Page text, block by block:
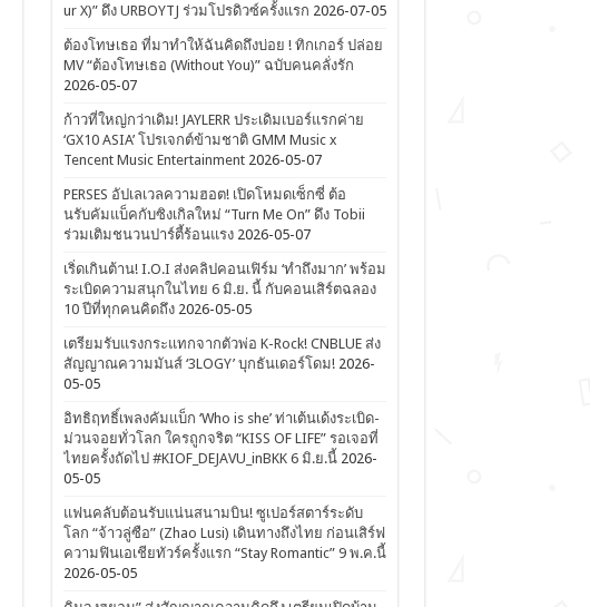
ur X)” ดึง URBOYTJ ร่วมโปรดิวซ์ครั้งแรก 2026-07-05
ต้องโทษเธอ ที่มาทำให้ฉันคิดถึงบ่อย ! ทิกเกอร์ ปล่อย
MV “ต้องโทษเธอ (Without You)” ฉบับคนคลั่งรัก
2026-05-07
ก้าวที่ใหญ่กว่าเดิม! JAYLERR ประเดิมเบอร์แรกค่าย
‘GX10 ASIA’ โปรเจกต์ข้ามชาติ GMM Music x
Tencent Music Entertainment 2026-05-07
PERSES อัปเลเวลความฮอต! เปิดโหมดเซ็กซี่ ต้อ
นรับคัมแบ็คกับซิงเกิลใหม่ “Turn Me On” ดึง Tobii
ร่วมเติมชนวนปาร์ตี้ร้อนแรง 2026-05-07
เริ่ดเกินต้าน! I.O.I ส่งคลิปคอนเฟิร์ม ‘ทำถึงมาก’ พร้อม
ระเบิดความสนุกในไทย 6 มิ.ย. นี้ กับคอนเสิร์ตฉลอง
10 ปีที่ทุกคนคิดถึง 2026-05-05
เตรียมรับแรงกระแทกจากตัวพ่อ K-Rock! CNBLUE ส่ง
สัญญาณความมันส์ ‘3LOGY’ บุกธันเดอร์โดม! 2026-
05-05
อิทธิฤทธิ์เพลงคัมแบ็ก ‘Who is she’ ท่าเต้นเด้งระเบิด-
ม่วนจอยทั่วโลก ใครถูกจริต “KISS OF LIFE” รอเจอที่
ไทยครั้งถัดไป #KIOF_DEJAVU_inBKK 6 มิ.ย.นี้ 2026-
05-05
แฟนคลับต้อนรับแน่นสนามบิน! ซูเปอร์สตาร์ระดับ
โลก “จ้าวลู่ซือ” (Zhao Lusi) เดินทางถึงไทย ก่อนเสิร์ฟ
ความฟินเอเชียทัวร์ครั้งแรก “Stay Romantic” 9 พ.ค.นี้
2026-05-05